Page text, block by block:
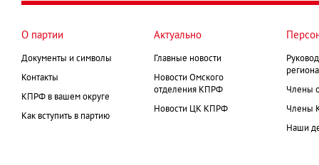
О партии
Документы и символы
Контакты
КПРФ в вашем округе
Как вступить в партию
Актуально
Главные новости
Новости Омского
отделения КПРФ
Новости ЦК КПРФ
Члены
Члены
Наши